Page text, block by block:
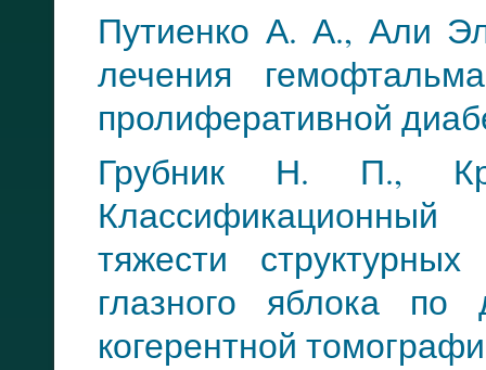
Путиенко А. А., Али
лечения
пролиферативной
Грубник Н. П.,
тяжести
глазного яблока по
когерентной